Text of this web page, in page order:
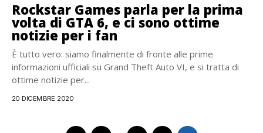
Rockstar Games parla per la prima
volta di GTA 6, e ci sono ottime
notizie per i fan
È tutto vero: siamo finalmente di fronte alle prime
informazioni ufficiali su Grand Theft Auto VI, e si tratta di
ottime notizie per...
20 DICEMBRE 2020